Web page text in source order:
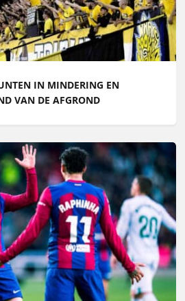
IN MINDERING EN
VAN DE AFGROND